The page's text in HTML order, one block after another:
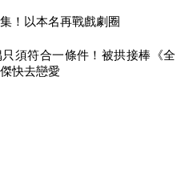
！以本名再戰戲劇圈
須符合一條件！被拱接棒《全
快去戀愛